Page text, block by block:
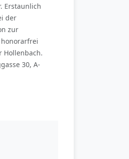
Erstaunlich
der
zur
honorarfrei
Hollenbach.
30, A-